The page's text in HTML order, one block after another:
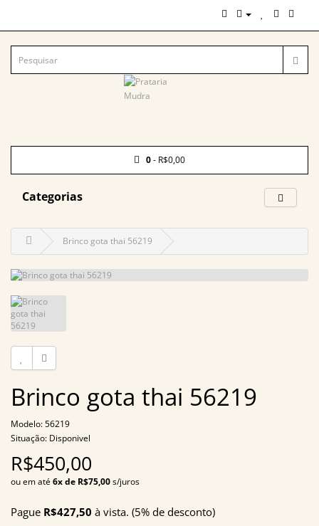
0- R$0,00
Categorias
Brinco gota thai 56219
Brinco gota thai 56219
Modelo: 56219
Situação: Disponivel
R$450,00
ou em até6x de R$75,00s/juros
Pague R$427,50 à vista. (5% de desconto)